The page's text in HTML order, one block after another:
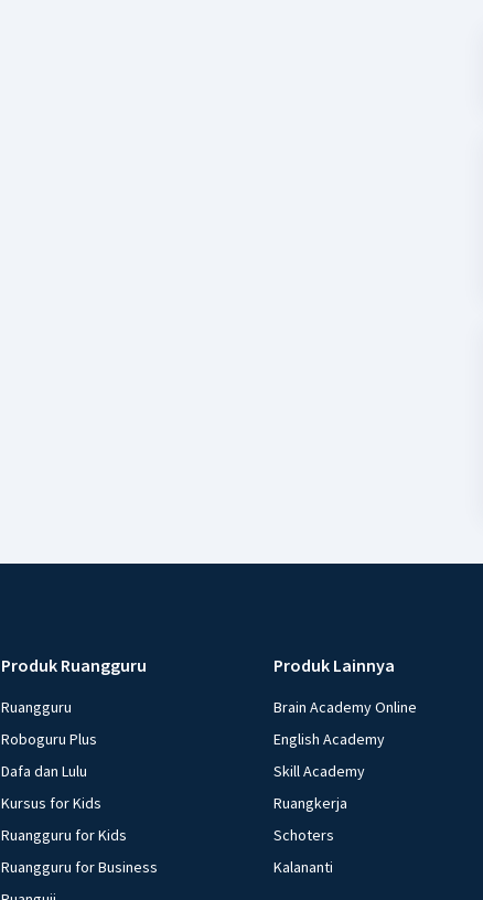
Produk Ruangguru
Ruangguru
Roboguru Plus
Dafa dan Lulu
Kursus for Kids
Ruangguru for Kids
Ruangguru for Business
Produk Lainnya
Brain Academy Online
English Academy
Skill Academy
Ruangkerja
Schoters
Kalananti